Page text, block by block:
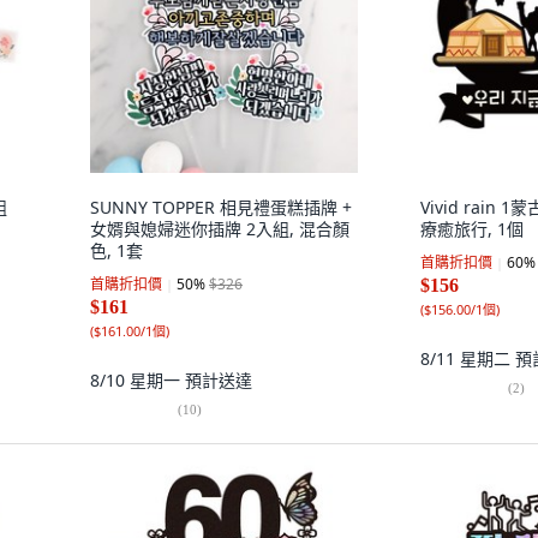
SUNNY TOPPER 相見禮蛋糕插牌 +
女婿與媳婦迷你插牌 2入組, 混合顏
色, 1套
首購折扣價 50%$326
$161
($161.00/1個)
8/10 星期一 預計送達
(10)
Vivid rain 1蒙
療癒旅行, 1個
首購折扣價 60%
$156
($156.00/1個)
8/11 星期二 預
(2)